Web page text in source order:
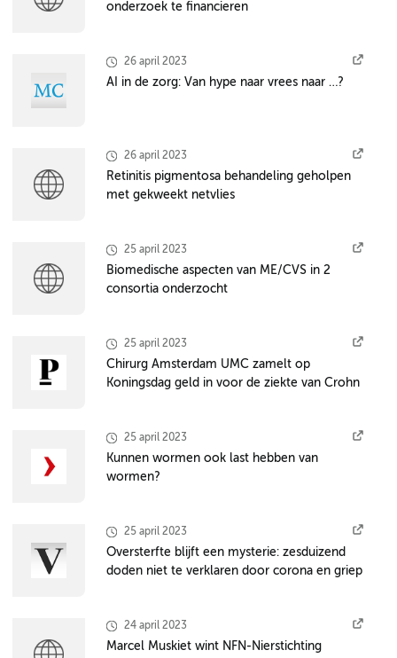
onderzoek te financieren
26 april 2023
AI in de zorg: Van hype naar vrees naar …?
26 april 2023
Retinitis pigmentosa behandeling geholpen
met gekweekt netvlies
25 april 2023
Biomedische aspecten van ME/CVS in 2
consortia onderzocht
25 april 2023
Chirurg Amsterdam UMC zamelt op
Koningsdag geld in voor de ziekte van Crohn
25 april 2023
Kunnen wormen ook last hebben van
wormen?
25 april 2023
Oversterfte blijft een mysterie: zesduizend
doden niet te verklaren door corona en griep
24 april 2023
Marcel Muskiet wint NFN-Nierstichting